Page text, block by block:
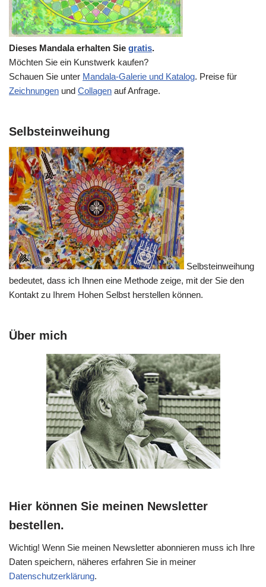
Dieses Mandala erhalten Sie gratis.
Möchten Sie ein Kunstwerk kaufen?
Schauen Sie unter Mandala-Galerie und Katalog. Preise für
Zeichnungen und Collagen auf Anfrage.
Selbsteinweihung
Selbsteinweihung
bedeutet, dass ich Ihnen eine Methode zeige, mit der Sie den
Kontakt zu Ihrem Hohen Selbst herstellen können.
Über mich
Hier können Sie meinen Newsletter
bestellen.
Wichtig! Wenn Sie meinen Newsletter abonnieren muss ich Ihre
Daten speichern, näheres erfahren Sie in meiner
Datenschutzerklärung.